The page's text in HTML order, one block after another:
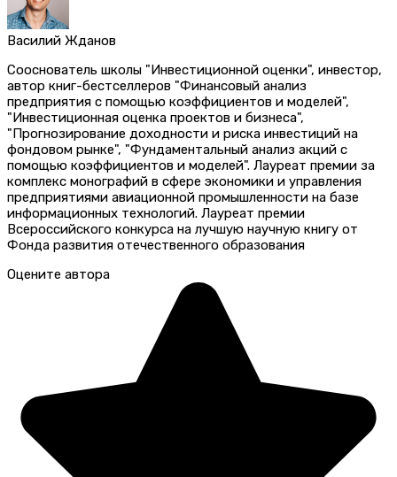
Василий Жданов
Сооснователь школы "Инвестиционной оценки", инвестор,
автор книг-бестселлеров "Финансовый анализ
предприятия с помощью коэффициентов и моделей",
"Инвестиционная оценка проектов и бизнеса",
"Прогнозирование доходности и риска инвестиций на
фондовом рынке", "Фундаментальный анализ акций с
помощью коэффициентов и моделей". Лауреат премии за
комплекс монографий в сфере экономики и управления
предприятиями авиационной промышленности на базе
информационных технологий. Лауреат премии
Всероссийского конкурса на лучшую научную книгу от
Фонда развития отечественного образования
Оцените автора